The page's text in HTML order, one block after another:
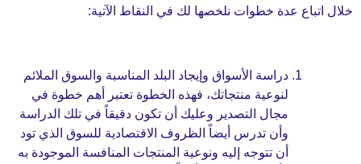
عدة خطوات نلخصها لك في النقاط الآتية:
دراسة الأسواق وإيجاد البلد المناسبة والسوق الملائم
لنوعية منتجاتك، فهذه الخطوة تعتبر أهم خطوة في
مجال التصدير وعليك أن تكون دقيقاً في تلك الدراسة
وأن تدرس أيضاً الظروف الاقتصادية للسوق الذي تود
أن تتوجه إليه ونوعية المنتجات المنافسة الموجودة به